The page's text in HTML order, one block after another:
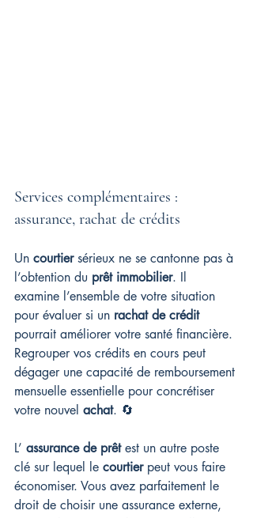
Services complémentaires :
assurance, rachat de crédits
Un courtier sérieux ne se cantonne pas à
l’obtention du prêt immobilier. Il
examine l’ensemble de votre situation
pour évaluer si un rachat de crédit
pourrait améliorer votre santé financière.
Regrouper vos crédits en cours peut
dégager une capacité de remboursement
mensuelle essentielle pour concrétiser
votre nouvel achat. 🔄
L’ assurance de prêt est un autre poste
clé sur lequel le courtier peut vous faire
économiser. Vous avez parfaitement le
droit de choisir une assurance externe,